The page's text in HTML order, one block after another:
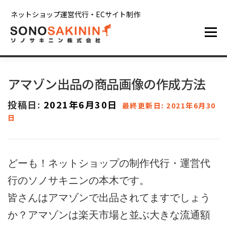
ネットショップ運営代行・ECサイト制作
メニュー
会社情報 お問い合わせ
アマゾン出品の商品画像の作成方法
投稿日: 2021年6月30日
最終更新日: 2021年6月30
日
どーも！ネットショップの制作代行・運営代
行のソノサキニンの本木です。
皆さんはアマゾンで出品されてますでしょう
か？アマゾンは楽天市場と並ぶ大きな流通額